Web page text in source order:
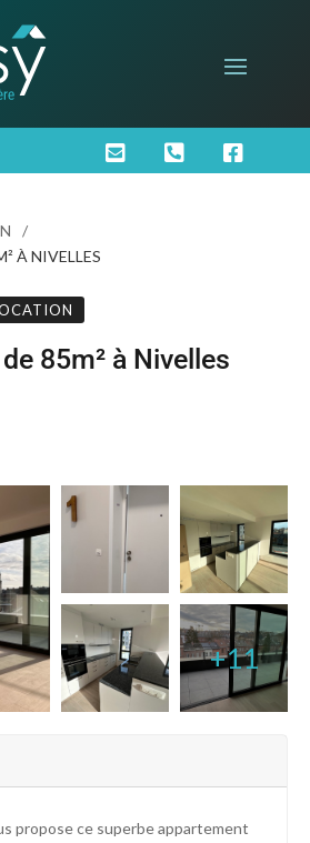
  
À NIVELLES
85m² à Nivelles
+11
propose ce superbe appartement